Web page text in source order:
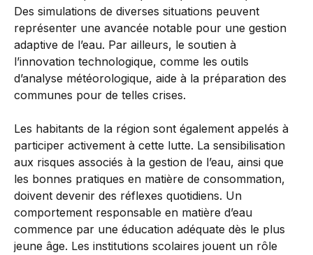
Des simulations de diverses situations peuvent
représenter une avancée notable pour une gestion
adaptive de l’eau. Par ailleurs, le soutien à
l’innovation technologique, comme les outils
d’analyse météorologique, aide à la préparation des
communes pour de telles crises.
Les habitants de la région sont également appelés à
participer activement à cette lutte. La sensibilisation
aux risques associés à la gestion de l’eau, ainsi que
les bonnes pratiques en matière de consommation,
doivent devenir des réflexes quotidiens. Un
comportement responsable en matière d’eau
commence par une éducation adéquate dès le plus
jeune âge. Les institutions scolaires jouent un rôle